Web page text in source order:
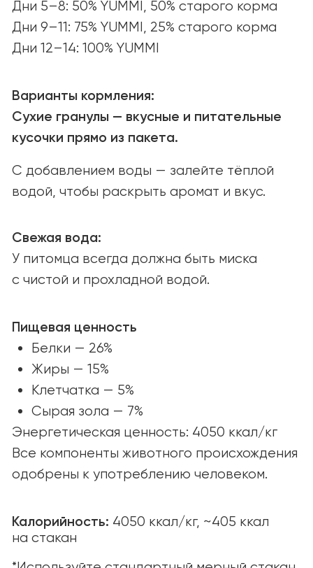
ПОИСК МАГАЗИНОВ
Найдите YUMMI у наших надёжных
партнёров или закажите онлайн
с удобной доставкой.
Найти
СОТРУДНИЧЕСТВО
Открыты к партнёрству
и новым возможностям.
© yummi super premium quality